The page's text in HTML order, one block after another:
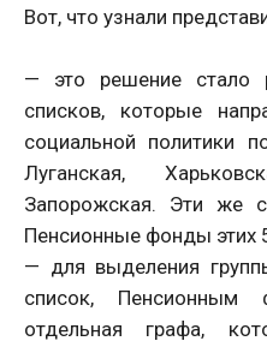
Вот, что узнали
— это решение стало
списков, которые
социальной политики
Луганская,
Запорожская. Эти же
Пенсионные фонды этих
— для выделения
список,
отдельная графа,